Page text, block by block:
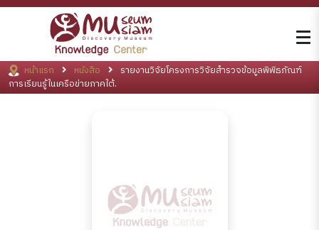
หน้าแรก หนังสือ
รายงานวิจัยโครงการวิจัยสำรวจข้อมูลพิพิธภัณฑ์
การเรียนรู้ในเครือข่ายภาคใต้.